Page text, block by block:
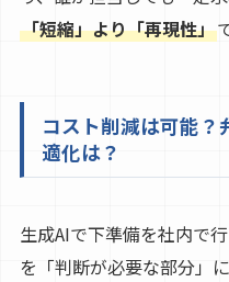
「短縮」より「再現性」
コスト削減は可能？
適化は？
生成AIで下準備を社内で
を「判断が必要な部分」